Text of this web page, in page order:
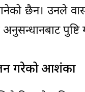
छैन। उनले
गरेको आशंका